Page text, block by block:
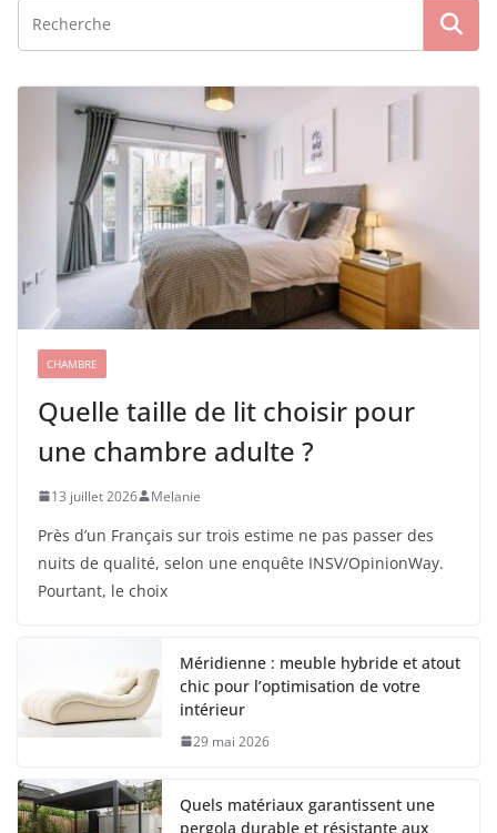
CHAMBRE
Quelle taille de lit choisir pour
une chambre adulte ?
13 juillet 2026 Melanie
Près d’un Français sur trois estime ne pas passer des
nuits de qualité, selon une enquête INSV/OpinionWay.
Pourtant, le choix
Méridienne : meuble hybride et atout
chic pour l’optimisation de votre
intérieur
29 mai 2026
Quels matériaux garantissent une
pergola durable et résistante aux